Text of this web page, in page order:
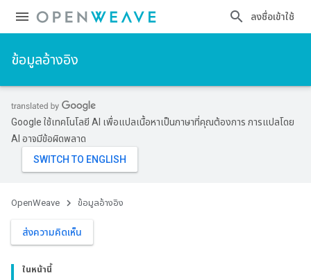
ลงชื่อเข้าใช้
ข้อมูลอ้างอิง
Google ใช้เทคโนโลยี AI เพื่อแปลเนื้อหาเป็นภาษาที่คุณต้องการ การแปลโดย
AI อาจมีข้อผิดพลาด
OpenWeave ข้อมูลอ้างอิง
ส่งความคิดเห็น
ในหน้านี้